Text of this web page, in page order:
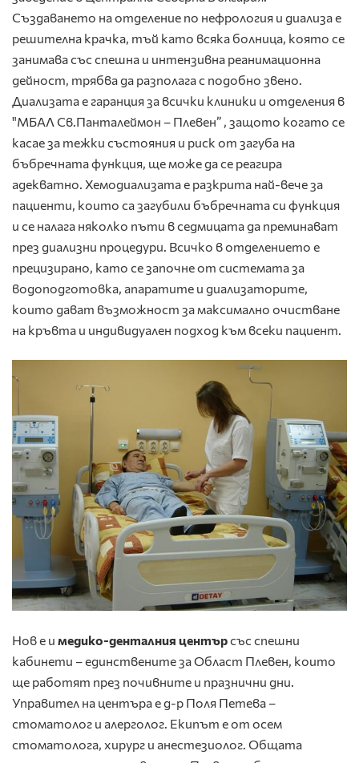
Създаването на отделение по нефрология и диализа е
решителна крачка, тъй като всяка болница, която се
занимава със спешна и интензивна реанимационна
дейност, трябва да разполага с подобно звено.
Диализата е гаранция за всички клиники и отделения в
"МБАЛ Св.Панталеймон – Плевен” , защото когато се
касае за тежки състояния и риск от загуба на
бъбречната функция, ще може да се реагира
адекватно. Хемодиализата е разкрита най-вече за
пациенти, които са загубили бъбречната си функция
и се налага няколко пъти в седмицата да преминават
през диализни процедури. Всичко в отделението е
прецизирано, като се започне от системата за
водоподготовка, апаратите и диализаторите,
които дават възможност за максимално очистване
на кръвта и индивидуален подход към всеки пациент.
Нов е и медико-денталния центърсъс спешни
кабинети – единствените за Област Плевен, които
ще работят през почивните и празнични дни.
Управител на центъра е д-р Поля Петева –
стоматолог и алерголог. Екипът е от осем
стоматолога, хирург и анестезиолог. Общата